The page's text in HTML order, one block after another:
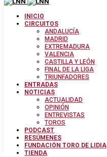
INICIO
CIRCUITOS
ANDALUCÍA
MADRID
EXTREMADURA
VALENCIA
CASTILLA Y LEÓN
FINAL DE LA LIGA
TRIUNFADORES
ENTRADAS
NOTICIAS
ACTUALIDAD
OPINIÓN
ENTREVISTAS
TOROS
PODCAST
RESÚMENES
FUNDACIÓN TORO DE LIDIA
TIENDA